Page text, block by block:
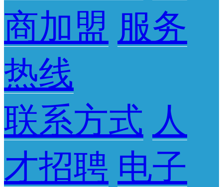
商加盟 服务
热线
联系方式 人
才招聘 电子